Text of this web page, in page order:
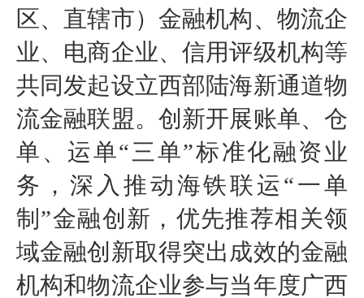
区、直辖市）金融机构、物流企
业、电商企业、信用评级机构等
共同发起设立西部陆海新通道物
流金融联盟。创新开展账单、仓
单、运单“三单”标准化融资业
务，深入推动海铁联运“一单
制”金融创新，优先推荐相关领
域金融创新取得突出成效的金融
机构和物流企业参与当年度广西